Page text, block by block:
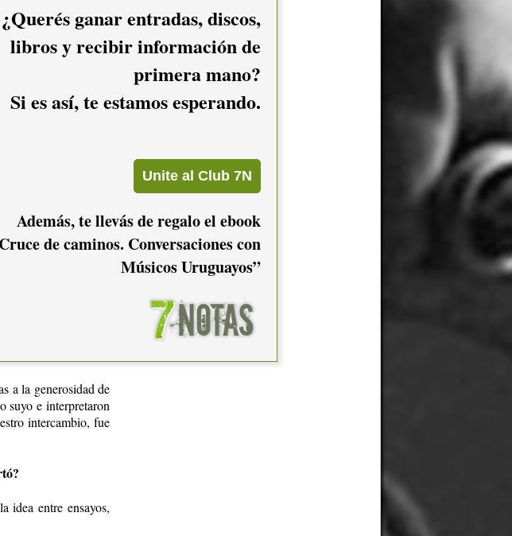
yUrban Funklo
de diciembre ya
a Italia; salimos
disco… La cosa es
cuando lo puse
han aportado
a la generosidad de
suyo e interpretaron
intercambio, fue
idea entre ensayos,
¿Querés ganar entradas, discos,
libros y recibir información de
primera mano?
Si es así, te estamos esperando.
Además, te llevás de regalo el ebook
de caminos. Conversaciones con
Músicos Uruguayos”